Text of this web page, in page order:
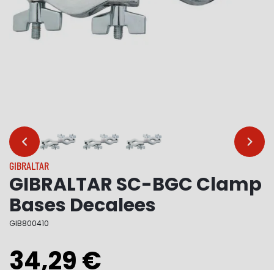
… …
GIBRALTAR
GIBRALTAR SC-BGC Clamp
Bases Decalees
GIB800410
34,29 €